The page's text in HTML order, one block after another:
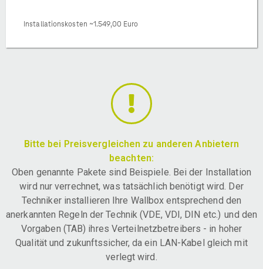
Installationskosten ~1.549,00 Euro
Bitte bei Preisvergleichen zu anderen Anbietern
beachten:
Oben genannte Pakete sind Beispiele. Bei der Installation
wird nur verrechnet, was tatsächlich benötigt wird. Der
Techniker installieren Ihre Wallbox entsprechend den
anerkannten Regeln der Technik (VDE, VDI, DIN etc.) und den
Vorgaben (TAB) ihres Verteilnetzbetreibers - in hoher
Qualität und zukunftssicher, da ein LAN-Kabel gleich mit
verlegt wird.